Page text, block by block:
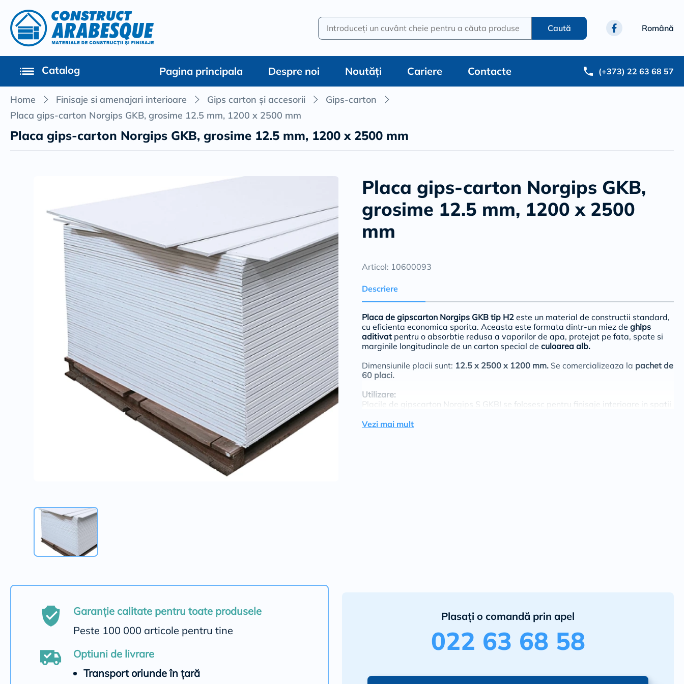
Introduceți un cuvânt cheie pentru a căuta produse
Caută Română
Catalog Pagina principala Despre noi Noutăți Cariere Contacte (+373) 22 63 68 57
Home Finisaje si amenajari interioare Gips carton și accesorii
Gips-carton
Placa gips-carton Norgips GKB, grosime 12.5 mm, 1200 x 2500 mm
Placa gips-carton Norgips GKB, grosime 12.5 mm, 1200 x 2500 mm
Placa gips-carton Norgips GKB,
grosime 12.5 mm, 1200 x 2500
mm
Articol: 10600093
Descriere
Placa de gipscarton Norgips GKB tip H2este un material de constructii standard,
cu eficienta economica sporita. Aceasta este formata dintr-un miez deghips
aditivat pentru o absorbtie redusa a vaporilor de apa, protejat pe fata, spate si
marginile longitudinale de un carton special deculoarea alb.
Dimensiunile placii sunt: 12.5 x 2500 x 1200 mm. Se comercializeaza la pachet de
60 placi.
Utilizare:
Placile de gipscarton Norgips S GKBI se folosesc pentru finisaje interioare in spatii
inglobate in sisteme precum:
interventii asupra constructiei
uscate si ventilate, cu
Vezi mai mult
Garanție calitate pentru toate produsele
Peste 100 000 articole pentru tine
Optiuni de livrare
Transport oriunde în țară
Plasați o comandă prin apel
022 63 68 58